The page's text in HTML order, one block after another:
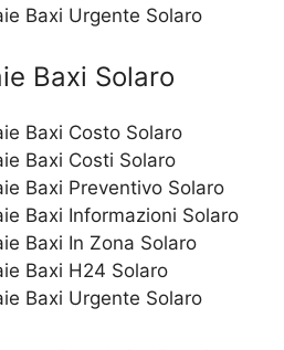
Baxi Urgente Solaro
Baxi Solaro
Baxi Costo Solaro
Baxi Costi Solaro
Baxi Preventivo Solaro
Baxi Informazioni Solaro
Baxi In Zona Solaro
Baxi H24 Solaro
Baxi Urgente Solaro